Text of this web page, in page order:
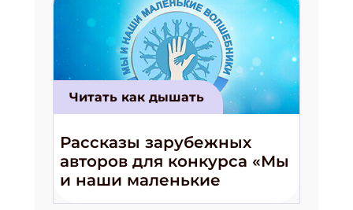
Читать как дышать
Рассказы зарубежных
авторов для конкурса «Мы
и наши маленькие
волшебники!»